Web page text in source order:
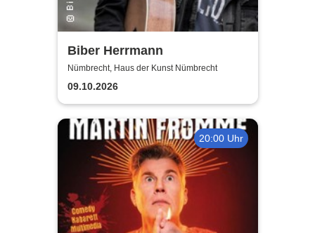
Biber Herrmann
Nümbrecht, Haus der Kunst Nümbrecht
09.10.2026
20:00 Uhr